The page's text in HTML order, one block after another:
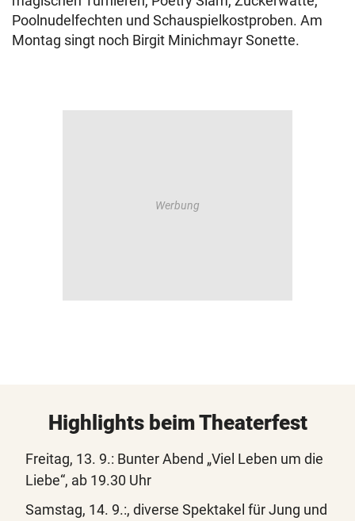
Poolnudelfechten und Schauspielkostproben. Am
Montag singt noch Birgit Minichmayr Sonette.
Highlights beim Theaterfest
Freitag, 13. 9.: Bunter Abend „Viel Leben um die
Liebe“, ab 19.30 Uhr
Samstag, 14. 9.:, diverse Spektakel für Jung und